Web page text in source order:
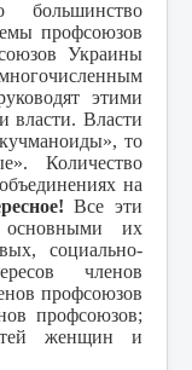
большинство
профсоюзов
Украины
этими
власти. Власти
то
Количество
на
Все эти
основными их
социально-
членов
профсоюзов
профсоюзов;
женщин и